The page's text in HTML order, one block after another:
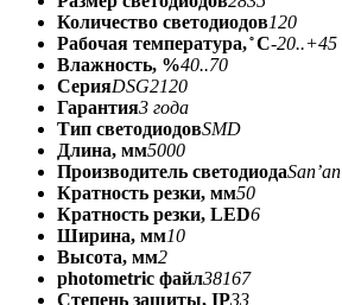
Количество светодиодов120
Рабочая температура, ̊ С-20..+45
Влажность, %40..70
СерияDSG2120
Гарантия3 года
Тип светодиодовSMD
Длина, мм5000
Производитель светодиодаSan’an
Кратность резки, мм50
Кратность резки, LED6
Ширина, мм10
Высота, мм2
photometric файл38167
Степень защиты, IP33